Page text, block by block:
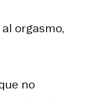
orgasmo,
no